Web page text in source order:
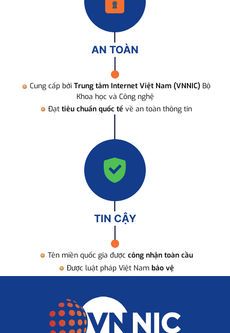
AN TOÀN
Cung cấp bởi Trung tâm Internet Việt Nam (VNNIC) Bộ
Khoa học và Công nghệ
Đạt tiêu chuẩn quốc tế về an toàn thông tin
TIN CẬY
Tên miền quốc gia được công nhận toàn cầu
Được luật pháp Việt Nam bảo vệ